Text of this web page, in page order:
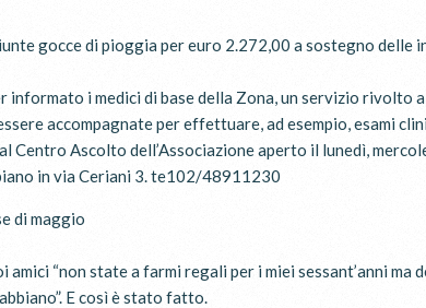
gocce di pioggia per euro 2.272,00 a sostegno delle
informato i medici di base della Zona, un servizio rivolto
accompagnate per effettuare, ad esempio, esami
Centro Ascolto dell’Associazione aperto il lunedì,
in via Ceriani 3. te102/48911230
di maggio
amici “non state a farmi regali per i miei sessant’anni ma
E così è stato fatto.